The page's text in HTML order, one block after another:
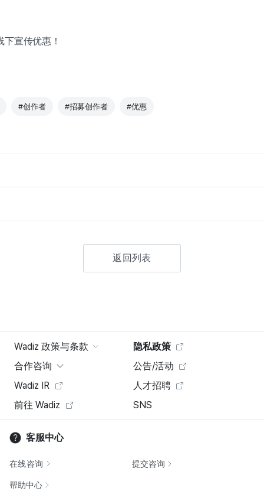
宣传优惠！
#创作者 #招募创作者 #优惠
返回列表
Wadiz 政策与条款
隐私政策
合作咨询
公告/活动
Wadiz IR
人才招聘
前往 Wadiz
SNS
客服中心
在线咨询 提交咨询
帮助中心